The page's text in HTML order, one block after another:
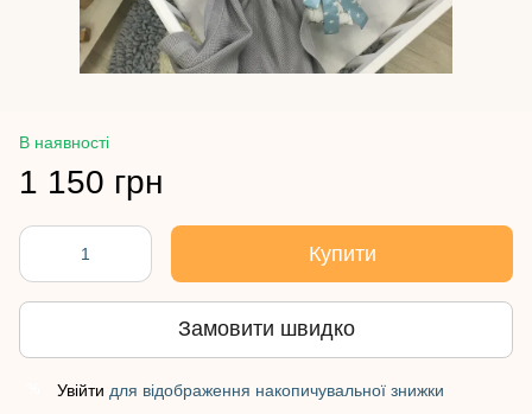
В наявності
1 150 грн
Купити
Замовити швидко
Увійти для відображення накопичувальної знижки